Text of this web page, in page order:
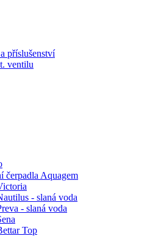
příslušenství
ventilu
čerpadla Aquagem
- slaná voda
- slaná voda
Top